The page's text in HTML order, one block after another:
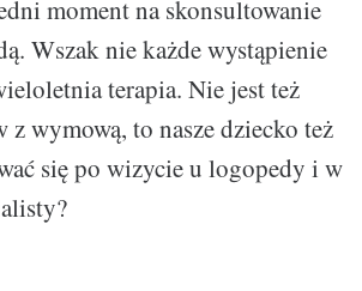
moment na skonsultowanie
Wszak nie każde wystąpienie
terapia. Nie jest też
wymową, to nasze dziecko też
się po wizycie u logopedy i w